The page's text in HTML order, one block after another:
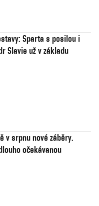
Sparta s posilou i
Slavie už v základu
v srpnu nové záběry.
očekávanou